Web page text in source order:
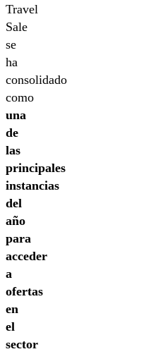
Travel
Sale
se
ha
consolidado
como
una
de
las
principales
instancias
del
año
para
acceder
a
ofertas
en
el
sector